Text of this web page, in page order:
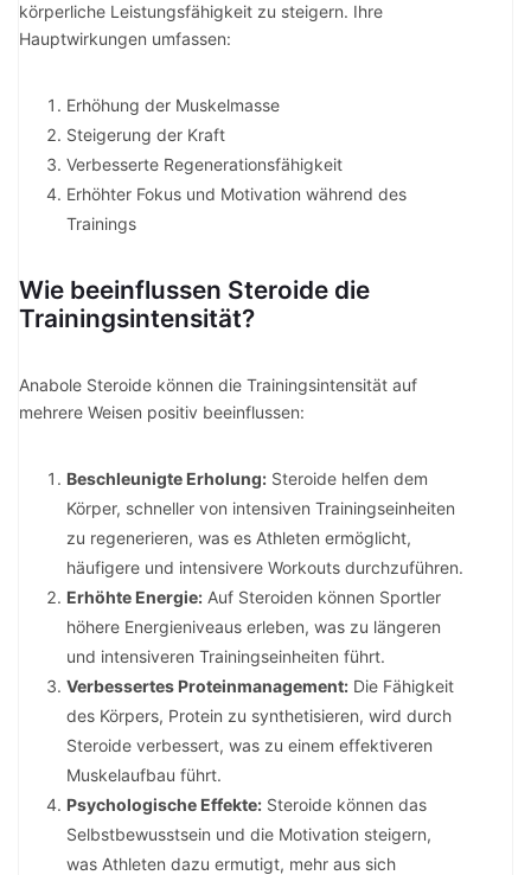
körperliche Leistungsfähigkeit zu steigern. Ihre
Hauptwirkungen umfassen:
Erhöhung der Muskelmasse
Steigerung der Kraft
Verbesserte Regenerationsfähigkeit
Erhöhter Fokus und Motivation während des
Trainings
Wie beeinflussen Steroide die
Trainingsintensität?
Anabole Steroide können die Trainingsintensität auf
mehrere Weisen positiv beeinflussen:
Beschleunigte Erholung: Steroide helfen dem
Körper, schneller von intensiven Trainingseinheiten
zu regenerieren, was es Athleten ermöglicht,
häufigere und intensivere Workouts durchzuführen.
Erhöhte Energie: Auf Steroiden können Sportler
höhere Energieniveaus erleben, was zu längeren
und intensiveren Trainingseinheiten führt.
Verbessertes Proteinmanagement: Die Fähigkeit
des Körpers, Protein zu synthetisieren, wird durch
Steroide verbessert, was zu einem effektiveren
Muskelaufbau führt.
Psychologische Effekte: Steroide können das
Selbstbewusstsein und die Motivation steigern,
was Athleten dazu ermutigt, mehr aus sich